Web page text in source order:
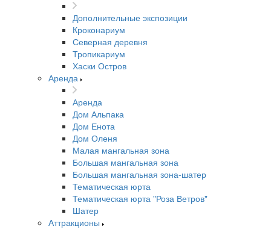
Дополнительные экспозиции
Кроконариум
Северная деревня
Тропикариум
Хаски Остров
Аренда
Аренда
Дом Альпака
Дом Енота
Дом Оленя
Малая мангальная зона
Большая мангальная зона
Большая мангальная зона-шатер
Тематическая юрта
Тематическая юрта "Роза Ветров"
Шатер
Аттракционы